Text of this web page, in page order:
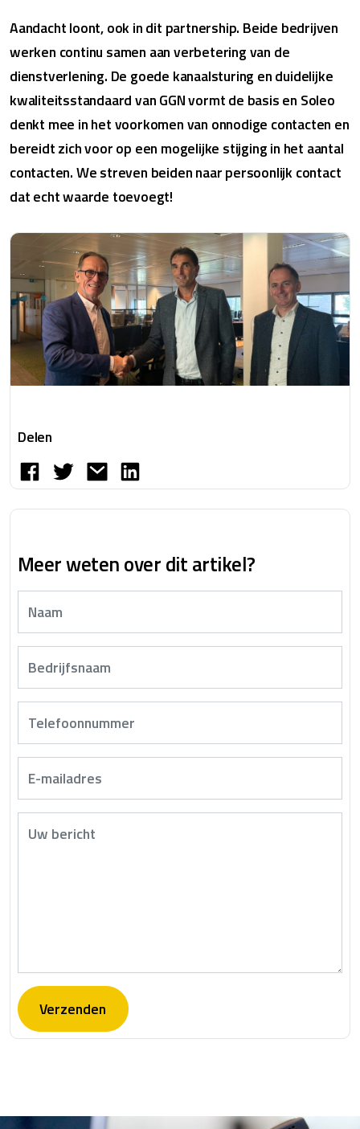
Aandacht loont, ook in dit partnership. Beide bedrijven
werken continu samen aan verbetering van de
dienstverlening. De goede kanaalsturing en duidelijke
kwaliteitsstandaard van GGN vormt de basis en Soleo
denkt mee in het voorkomen van onnodige contacten en
bereidt zich voor op een mogelijke stijging in het aantal
contacten. We streven beiden naar persoonlijk contact
dat echt waarde toevoegt!
Delen
Meer weten over dit artikel?